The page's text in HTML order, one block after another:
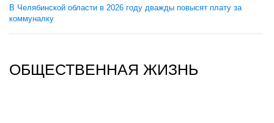
В Челябинской области в 2026 году дважды повысят плату за
коммуналку
ОБЩЕСТВЕННАЯ ЖИЗНЬ